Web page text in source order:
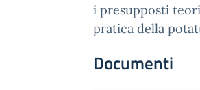
i presupposti
pratica della
Documenti